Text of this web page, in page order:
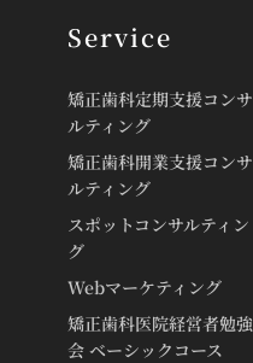
Service
矯正歯科定期支援コンサ
ルティング
矯正歯科開業支援コンサ
ルティング
スポットコンサルティン
グ
Webマーケティング
矯正歯科医院経営者勉強
会 ベーシックコース